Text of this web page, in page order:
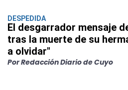
DESPEDIDA
El desgarrador mensaje
tras la muerte de su
a olvidar"
Por Redacción Diario de Cuyo